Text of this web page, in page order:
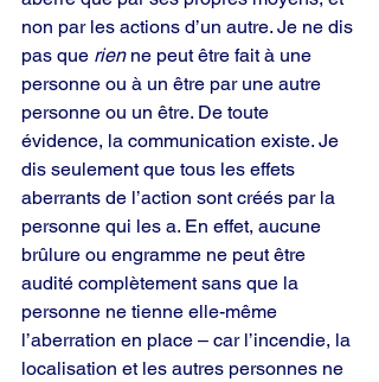
non par les actions d’un autre. Je ne dis
pas que rien ne peut être fait à une
personne ou à un être par une autre
personne ou un être. De toute
évidence, la communication existe. Je
dis seulement que tous les effets
aberrants de l’action sont créés par la
personne qui les a. En effet, aucune
brûlure ou engramme ne peut être
audité complètement sans que la
personne ne tienne elle-même
l’aberration en place – car l’incendie, la
localisation et les autres personnes ne